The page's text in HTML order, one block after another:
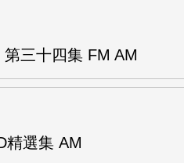
三十四集 FM AM
精選集 AM